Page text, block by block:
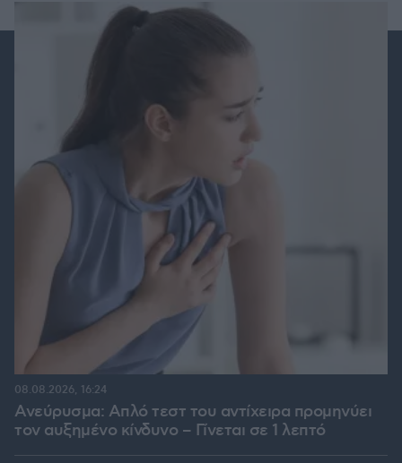
Ανεύρυσμα: Απλό τεστ του αντίχειρα προμηνύει
τον αυξημένο κίνδυνο – Γίνεται σε 1 λεπτό
08.08.2026, 16:24